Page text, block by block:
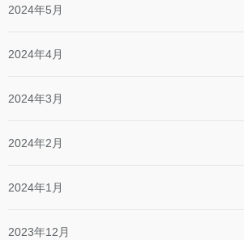
2024年5月
2024年4月
2024年3月
2024年2月
2024年1月
2023年12月